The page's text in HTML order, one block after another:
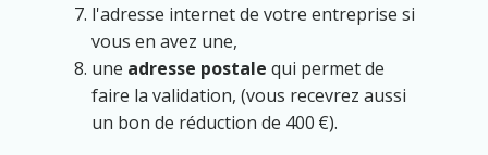
l'adresse internet de votre entreprise si
vous en avez une,
une adresse postale qui permet de
faire la validation, (vous recevrez aussi
un bon de réduction de 400 €).